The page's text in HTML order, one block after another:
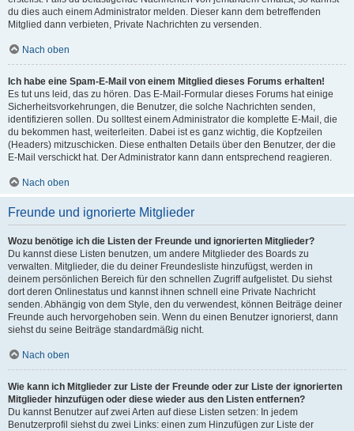
du dies auch einem Administrator melden. Dieser kann dem betreffenden
Mitglied dann verbieten, Private Nachrichten zu versenden.
Nach oben
Ich habe eine Spam-E-Mail von einem Mitglied dieses Forums erhalten!
Es tut uns leid, das zu hören. Das E-Mail-Formular dieses Forums hat einige
Sicherheitsvorkehrungen, die Benutzer, die solche Nachrichten senden,
identifizieren sollen. Du solltest einem Administrator die komplette E-Mail, die
du bekommen hast, weiterleiten. Dabei ist es ganz wichtig, die Kopfzeilen
(Headers) mitzuschicken. Diese enthalten Details über den Benutzer, der die
E-Mail verschickt hat. Der Administrator kann dann entsprechend reagieren.
Nach oben
Freunde und ignorierte Mitglieder
Wozu benötige ich die Listen der Freunde und ignorierten Mitglieder?
Du kannst diese Listen benutzen, um andere Mitglieder des Boards zu
verwalten. Mitglieder, die du deiner Freundesliste hinzufügst, werden in
deinem persönlichen Bereich für den schnellen Zugriff aufgelistet. Du siehst
dort deren Onlinestatus und kannst ihnen schnell eine Private Nachricht
senden. Abhängig von dem Style, den du verwendest, können Beiträge deiner
Freunde auch hervorgehoben sein. Wenn du einen Benutzer ignorierst, dann
siehst du seine Beiträge standardmäßig nicht.
Nach oben
Wie kann ich Mitglieder zur Liste der Freunde oder zur Liste der ignorierten
Mitglieder hinzufügen oder diese wieder aus den Listen entfernen?
Du kannst Benutzer auf zwei Arten auf diese Listen setzen: In jedem
Benutzerprofil siehst du zwei Links: einen zum Hinzufügen zur Liste der